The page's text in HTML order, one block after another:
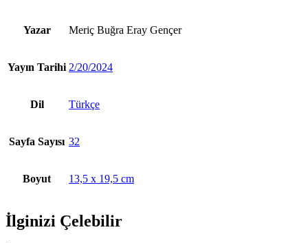
Yazar Meriç Buğra Eray Gençer
Yayın Tarihi 2/20/2024
Dil Türkçe
Sayfa Sayısı 32
Boyut 13,5 x 19,5 cm
İlginizi Çelebilir